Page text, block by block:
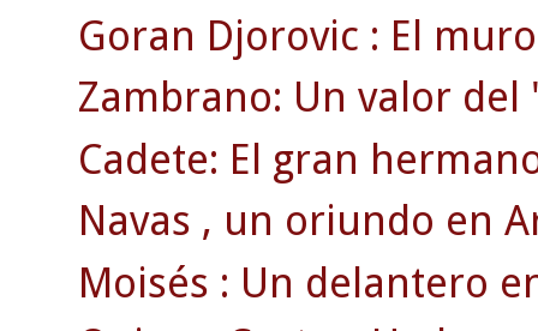
Goran Djorovic : El
Zambrano: Un valor del
Cadete: El gran
Navas , un oriundo en
Moisés : Un delantero